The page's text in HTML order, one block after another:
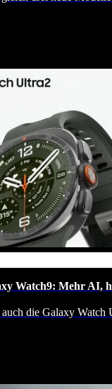
Watch9: Mehr AI,
auch die Galaxy